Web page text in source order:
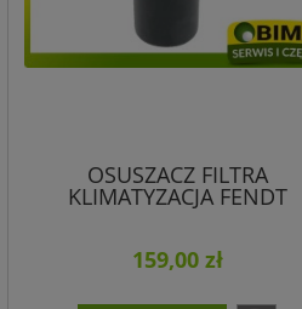
OSUSZACZ FILTRA
KLIMATYZACJA FENDT
MASSEY FERGUSON DEUTZ
159,00 zł